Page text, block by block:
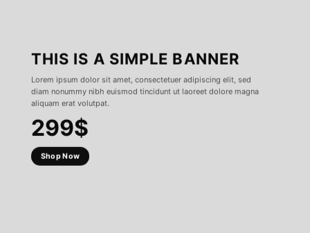
THIS IS A SIMPLE BANNER
Lorem ipsum dolor sit amet, consectetuer adipiscing elit, sed
diam nonummy nibh euismod tincidunt ut laoreet dolore magna
aliquam erat volutpat.
299$
Shop Now